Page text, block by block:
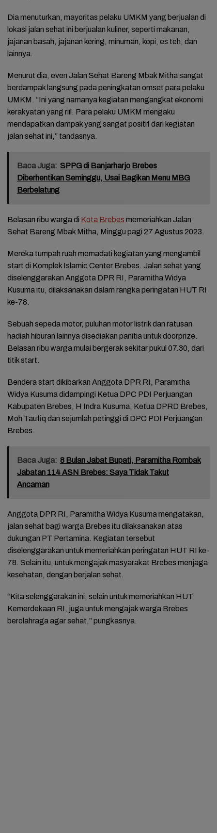
Dia menuturkan, mayoritas pelaku UMKM yang berjualan di
lokasi jalan sehat ini berjualan kuliner, seperti makanan,
jajanan basah, jajanan kering, minuman, kopi, es teh, dan
lainnya.
Menurut dia, even Jalan Sehat Bareng Mbak Mitha sangat
berdampak langsung pada peningkatan omset para pelaku
UMKM. “Ini yang namanya kegiatan mengangkat ekonomi
kerakyatan yang riil. Para pelaku UMKM mengaku
mendapatkan dampak yang sangat positif dari kegiatan
jalan sehat ini,” tandasnya.
Baca Juga: SPPG di Banjarharjo Brebes
Diberhentikan Seminggu, Usai Bagikan Menu MBG
Berbelatung
Belasan ribu warga di Kota Brebes memeriahkan Jalan
Sehat Bareng Mbak Mitha, Minggu pagi 27 Agustus 2023.
Mereka tumpah ruah memadati kegiatan yang mengambil
start di Komplek Islamic Center Brebes. Jalan sehat yang
diselenggarakan Anggota DPR RI, Paramitha Widya
Kusuma itu, dilaksanakan dalam rangka peringatan HUT RI
ke-78.
Sebuah sepeda motor, puluhan motor listrik dan ratusan
hadiah hiburan lainnya disediakan panitia untuk doorprize.
Belasan ribu warga mulai bergerak sekitar pukul 07.30, dari
titik start.
Bendera start dikibarkan Anggota DPR RI, Paramitha
Widya Kusuma didampingi Ketua DPC PDI Perjuangan
Kabupaten Brebes, H Indra Kusuma, Ketua DPRD Brebes,
Moh Taufiq dan sejumlah petinggi di DPC PDI Perjuangan
Brebes.
Baca Juga: 8 Bulan Jabat Bupati, Paramitha Rombak
Jabatan 114 ASN Brebes: Saya Tidak Takut
Ancaman
Anggota DPR RI, Paramitha Widya Kusuma mengatakan,
jalan sehat bagi warga Brebes itu dilaksanakan atas
dukungan PT Pertamina. Kegiatan tersebut
diselenggarakan untuk memeriahkan peringatan HUT RI ke-
78. Selain itu, untuk mengajak masyarakat Brebes menjaga
kesehatan, dengan berjalan sehat.
“Kita selenggarakan ini, selain untuk memeriahkan HUT
Kemerdekaan RI, juga untuk mengajak warga Brebes
berolahraga agar sehat,” pungkasnya.